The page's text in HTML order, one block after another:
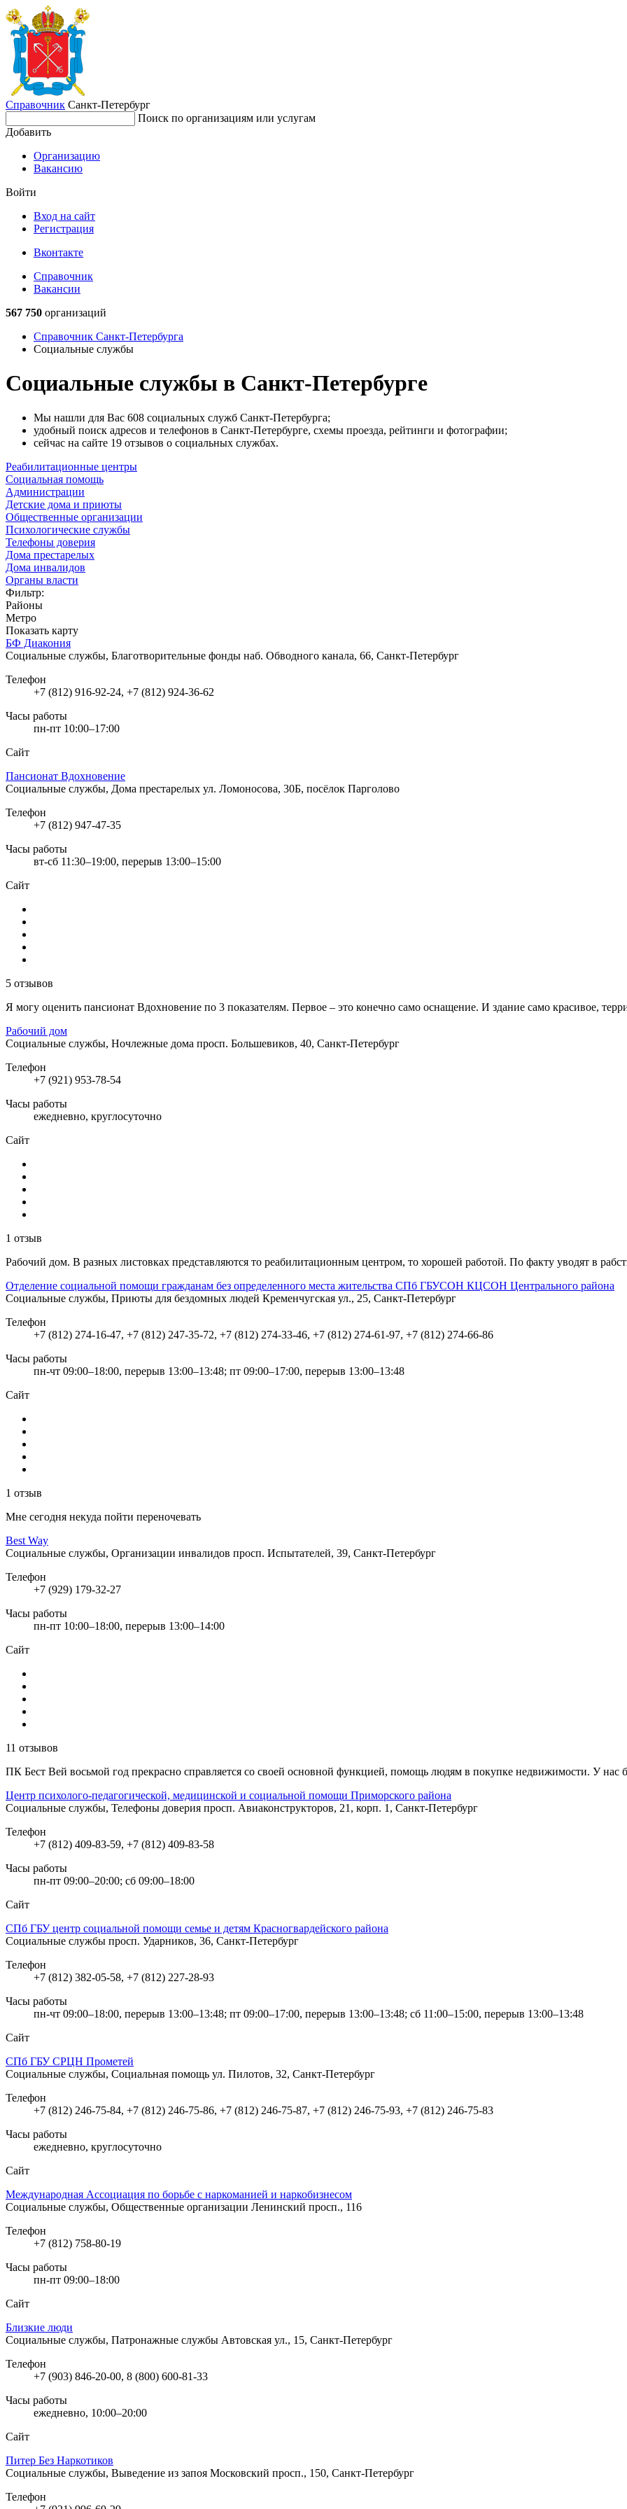
Справочник Санкт-Петербург
Поиск по организациям или услугам
Добавить
Организацию
Вакансию
Войти
Вход на сайт
Регистрация
Вконтакте
Справочник
Вакансии
567 750 организаций
Справочник Санкт-Петербурга
Социальные службы
Социальные службы в Санкт-Петербурге
Мы нашли для Вас 608 социальных служб Санкт-Петербурга;
удобный поиск адресов и телефонов в Санкт-Петербурге, схемы проезда, рейтинги и фотографии;
сейчас на сайте 19 отзывов о социальных службах.
Реабилитационные центры
Социальная помощь
Администрации
Детские дома и приюты
Общественные организации
Психологические службы
Телефоны доверия
Дома престарелых
Дома инвалидов
Органы власти
Фильтр:
Районы
Метро
Показать карту
БФ Диакония
Социальные службы, Благотворительные фонды наб. Обводного канала, 66, Санкт-Петербург
Телефон
+7 (812) 916-92-24, +7 (812) 924-36-62
Часы работы
пн-пт 10:00–17:00
Сайт
Пансионат Вдохновение
Социальные службы, Дома престарелых ул. Ломоносова, 30Б, посёлок Парголово
Телефон
+7 (812) 947-47-35
Часы работы
вт-сб 11:30–19:00, перерыв 13:00–15:00
Сайт
5 отзывов
Я могу оценить пансионат Вдохновение по 3 показателям. Первое – это конечно само оснащение. И здание само красивое,
Рабочий дом
Социальные службы, Ночлежные дома просп. Большевиков, 40, Санкт-Петербург
Телефон
+7 (921) 953-78-54
Часы работы
ежедневно, круглосуточно
Сайт
1 отзыв
Рабочий дом. В разных листовках представляются то реабилитационным центром, то хорошей работой. По факту уводят в
Отделение социальной помощи гражданам без определенного места жительства СПб ГБУСОН КЦСОН Центрального района
Социальные службы, Приюты для бездомных людей Кременчугская ул., 25, Санкт-Петербург
Телефон
+7 (812) 274-16-47, +7 (812) 247-35-72, +7 (812) 274-33-46, +7 (812) 274-61-97, +7 (812) 274-66-86
Часы работы
пн-чт 09:00–18:00, перерыв 13:00–13:48; пт 09:00–17:00, перерыв 13:00–13:48
Сайт
1 отзыв
Мне сегодня некуда пойти переночевать
Best Way
Социальные службы, Организации инвалидов просп. Испытателей, 39, Санкт-Петербург
Телефон
+7 (929) 179-32-27
Часы работы
пн-пт 10:00–18:00, перерыв 13:00–14:00
Сайт
11 отзывов
ПК Бест Вей восьмой год прекрасно справляется со своей основной функцией, помощь людям в покупке недвижимости. У
Центр психолого-педагогической, медицинской и социальной помощи Приморского района
Социальные службы, Телефоны доверия просп. Авиаконструкторов, 21, корп. 1, Санкт-Петербург
Телефон
+7 (812) 409-83-59, +7 (812) 409-83-58
Часы работы
пн-пт 09:00–20:00; сб 09:00–18:00
Сайт
СПб ГБУ центр социальной помощи семье и детям Красногвардейского района
Социальные службы просп. Ударников, 36, Санкт-Петербург
Телефон
+7 (812) 382-05-58, +7 (812) 227-28-93
Часы работы
пн-чт 09:00–18:00, перерыв 13:00–13:48; пт 09:00–17:00, перерыв 13:00–13:48; сб 11:00–15:00, перерыв 13:00–13:48
Сайт
СПб ГБУ СРЦН Прометей
Социальные службы, Социальная помощь ул. Пилотов, 32, Санкт-Петербург
Телефон
+7 (812) 246-75-84, +7 (812) 246-75-86, +7 (812) 246-75-87, +7 (812) 246-75-93, +7 (812) 246-75-83
Часы работы
ежедневно, круглосуточно
Сайт
Международная Ассоциация по борьбе с наркоманией и наркобизнесом
Социальные службы, Общественные организации Ленинский просп., 116
Телефон
+7 (812) 758-80-19
Часы работы
пн-пт 09:00–18:00
Сайт
Близкие люди
Социальные службы, Патронажные службы Автовская ул., 15, Санкт-Петербург
Телефон
+7 (903) 846-20-00, 8 (800) 600-81-33
Часы работы
ежедневно, 10:00–20:00
Сайт
Питер Без Наркотиков
Социальные службы, Выведение из запоя Московский просп., 150, Санкт-Петербург
Телефон